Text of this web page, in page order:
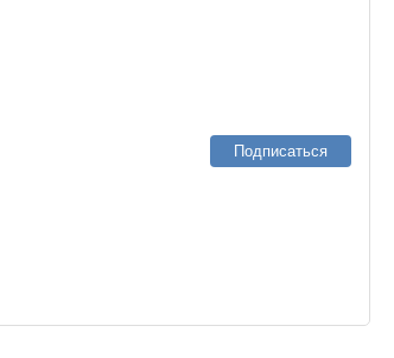
Подписаться